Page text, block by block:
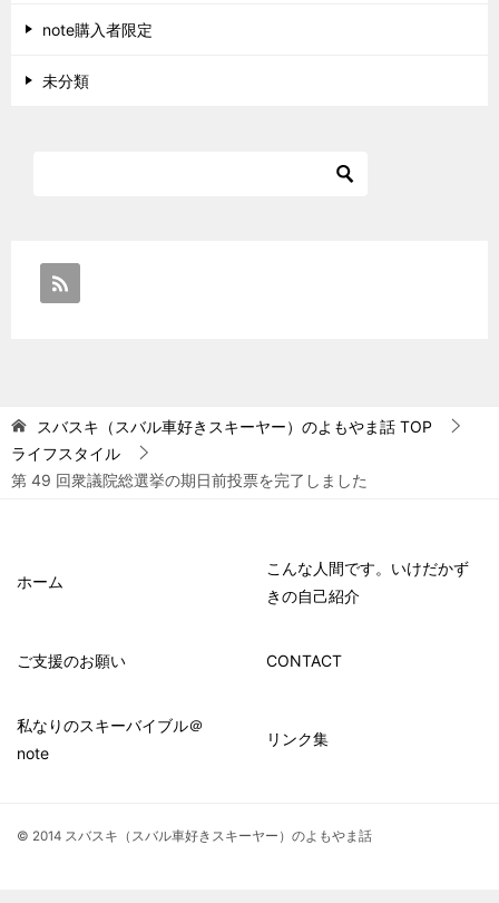
note購入者限定
未分類
スバスキ（スバル車好きスキーヤー）のよもやま話 TOP
ライフスタイル
第 49 回衆議院総選挙の期日前投票を完了しました
ホーム
こんな人間です。いけだかず
きの自己紹介
ご支援のお願い CONTACT
私なりのスキーバイブル＠
note
リンク集
© 2014 スバスキ（スバル車好きスキーヤー）のよもやま話